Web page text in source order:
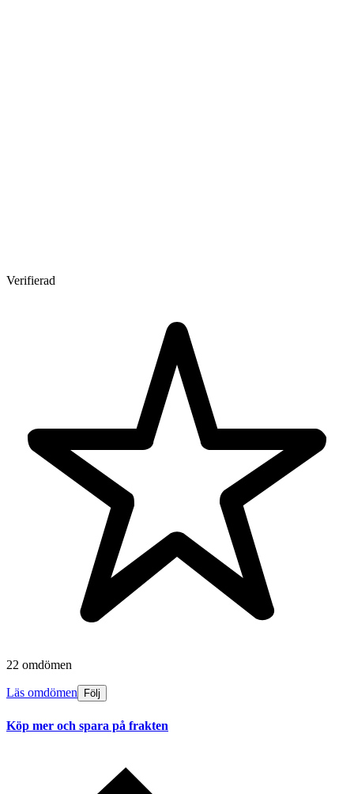
Verifierad
22 omdömen
Läs omdömen Följ
Köp mer och spara på frakten